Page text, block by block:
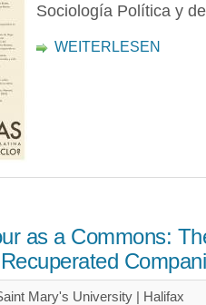
Sociología Política y
WEITERLESEN
as a Commons:
Mary's University | Halifax